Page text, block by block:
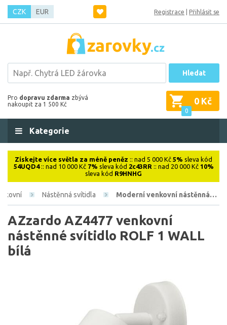
CZK EUR Registrace Přihlásit se
Hledat
Pro dopravu zdarma zbývá
nakoupit za 1 500 Kč
0
0 Kč
Kategorie
Získejte více světla za méně peněz :: nad 5 000 Kč 5% sleva kód
54UQD4:: nad 10 000 Kč 7% sleva kód 2c43RR :: nad 20 000 Kč 10%
sleva kód R9HNHG
Nástěnná svítidla Moderní venkovní nástěnná…
AZzardo AZ4477 venkovní
nástěnné svítidlo ROLF 1 WALL
bílá